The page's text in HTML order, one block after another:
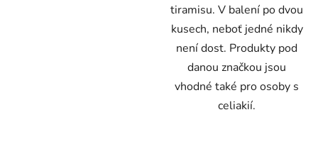
tiramisu. V balení po dvou
kusech, neboť jedné nikdy
není dost. Produkty pod
danou značkou jsou
vhodné také pro osoby s
celiakií.